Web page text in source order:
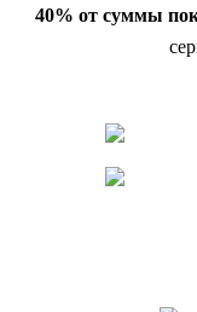
40% от суммы